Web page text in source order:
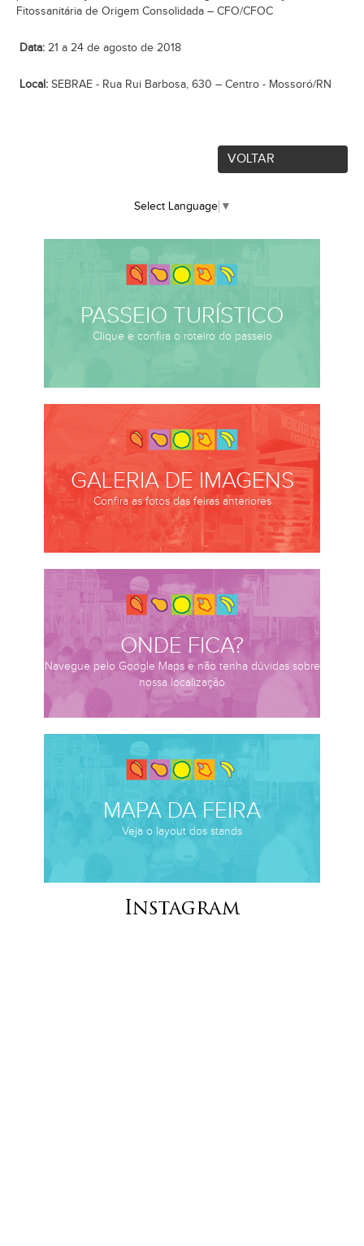
Fitossanitária de Origem Consolidada – CFO/CFOC
Data: 21 a 24 de agosto de 2018
Local: SEBRAE - Rua Rui Barbosa, 630 – Centro - Mossoró/RN
VOLTAR
Select Language ▼
PASSEIO TURÍSTICO
Clique e confira o roteiro do passeio
GALERIA DE IMAGENS
Confira as fotos das feiras anteriores
ONDE FICA?
Navegue pelo Google Maps e não tenha dúvidas sobre
nossa localização
MAPA DA FEIRA
Veja o layout dos stands
Instagram